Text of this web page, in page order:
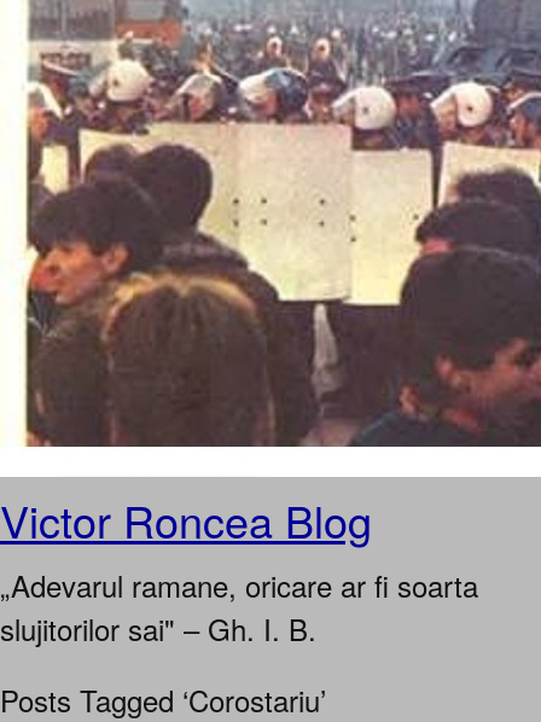
Victor Roncea Blog
„Adevarul ramane, oricare ar fi soarta
slujitorilor sai" – Gh. I. B.
Posts Tagged ‘Corostariu’